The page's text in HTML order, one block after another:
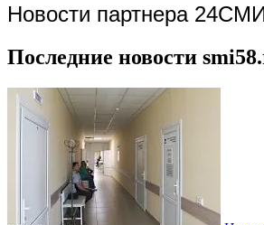
Новости партнера
Последние новости